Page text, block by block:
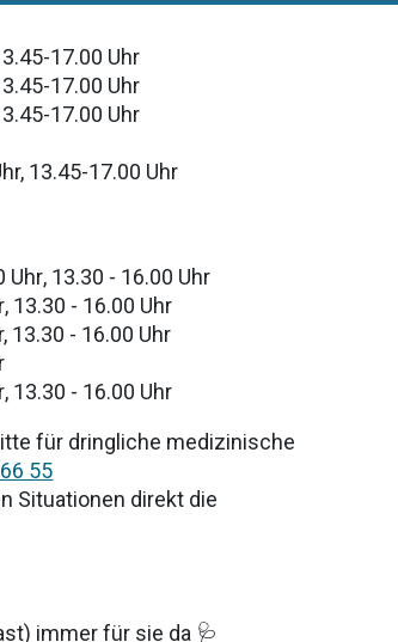
17.00 Uhr
-17.00 Uhr
-17.00 Uhr
13.45-17.00 Uhr
Uhr, 13.30 - 16.00 Uhr
, 13.30 - 16.00 Uhr
13.30 - 16.00 Uhr
, 13.30 - 16.00 Uhr
für dringliche medizinische
55
Situationen direkt die
immer für sie da 🩺